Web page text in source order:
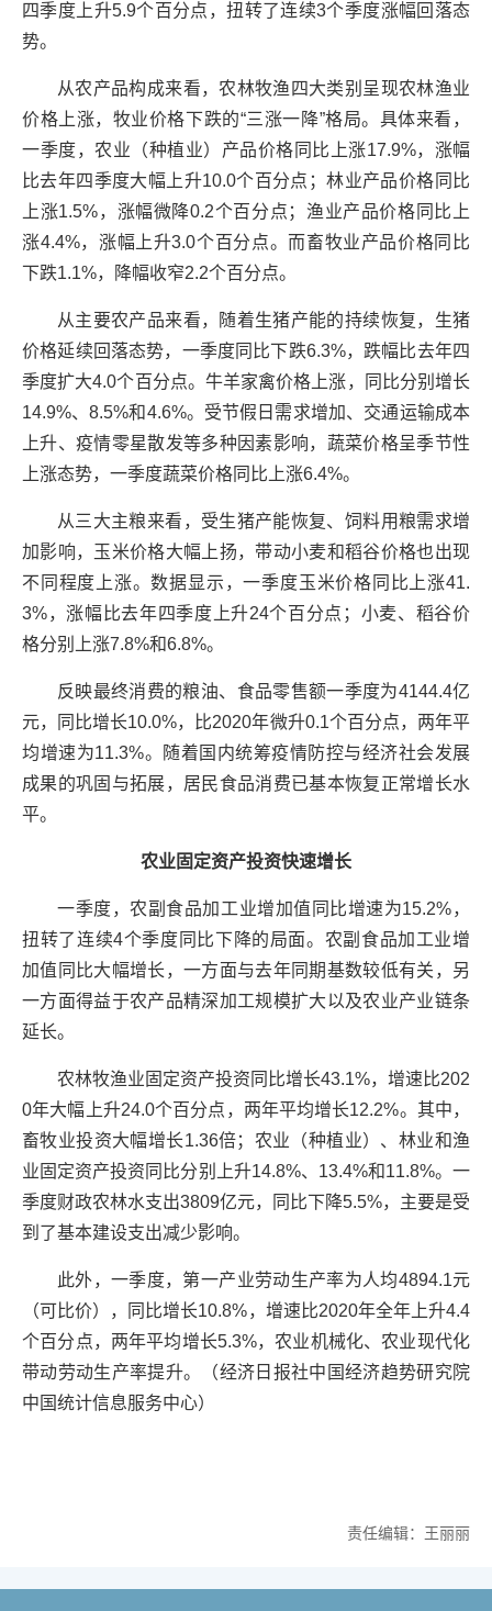
四季度上升5.9个百分点，扭转了连续3个季度涨幅回落态
势。
从农产品构成来看，农林牧渔四大类别呈现农林渔业
价格上涨，牧业价格下跌的“三涨一降”格局。具体来看，
一季度，农业（种植业）产品价格同比上涨17.9%，涨幅
比去年四季度大幅上升10.0个百分点；林业产品价格同比
上涨1.5%，涨幅微降0.2个百分点；渔业产品价格同比上
涨4.4%，涨幅上升3.0个百分点。而畜牧业产品价格同比
下跌1.1%，降幅收窄2.2个百分点。
从主要农产品来看，随着生猪产能的持续恢复，生猪
价格延续回落态势，一季度同比下跌6.3%，跌幅比去年四
季度扩大4.0个百分点。牛羊家禽价格上涨，同比分别增长
14.9%、8.5%和4.6%。受节假日需求增加、交通运输成本
上升、疫情零星散发等多种因素影响，蔬菜价格呈季节性
上涨态势，一季度蔬菜价格同比上涨6.4%。
从三大主粮来看，受生猪产能恢复、饲料用粮需求增
加影响，玉米价格大幅上扬，带动小麦和稻谷价格也出现
不同程度上涨。数据显示，一季度玉米价格同比上涨41.
3%，涨幅比去年四季度上升24个百分点；小麦、稻谷价
格分别上涨7.8%和6.8%。
反映最终消费的粮油、食品零售额一季度为4144.4亿
元，同比增长10.0%，比2020年微升0.1个百分点，两年平
均增速为11.3%。随着国内统筹疫情防控与经济社会发展
成果的巩固与拓展，居民食品消费已基本恢复正常增长水
平。
农业固定资产投资快速增长
一季度，农副食品加工业增加值同比增速为15.2%，
扭转了连续4个季度同比下降的局面。农副食品加工业增
加值同比大幅增长，一方面与去年同期基数较低有关，另
一方面得益于农产品精深加工规模扩大以及农业产业链条
延长。
农林牧渔业固定资产投资同比增长43.1%，增速比202
0年大幅上升24.0个百分点，两年平均增长12.2%。其中，
畜牧业投资大幅增长1.36倍；农业（种植业）、林业和渔
业固定资产投资同比分别上升14.8%、13.4%和11.8%。一
季度财政农林水支出3809亿元，同比下降5.5%，主要是受
到了基本建设支出减少影响。
此外，一季度，第一产业劳动生产率为人均4894.1元
（可比价），同比增长10.8%，增速比2020年全年上升4.4
个百分点，两年平均增长5.3%，农业机械化、农业现代化
带动劳动生产率提升。（经济日报社中国经济趋势研究院
中国统计信息服务中心）
责任编辑：王丽丽